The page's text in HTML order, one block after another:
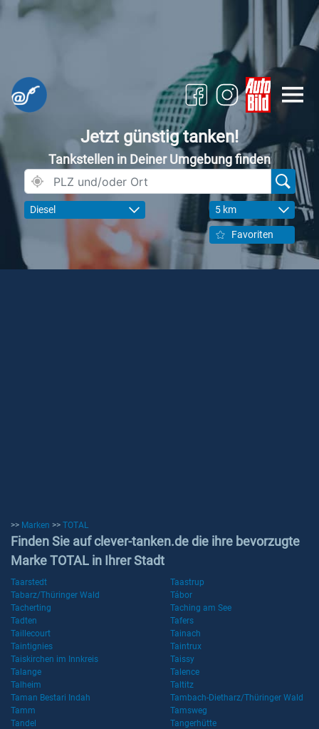
Jetzt günstig tanken!
Tankstellen in Deiner Umgebung finden
Diesel 5 km
Favoriten
>> Marken >> TOTAL
Finden Sie auf clever-tanken.de die ihre bevorzugte
Marke TOTAL in Ihrer Stadt
Taarstedt
Taastrup
Tabarz/Thüringer Wald
Tábor
Tacherting
Taching am See
Tadten
Tafers
Taillecourt
Tainach
Taintignies
Taintrux
Taiskirchen im Innkreis
Taissy
Talange
Talence
Talheim
Taltitz
Taman Bestari Indah
Tambach-Dietharz/Thüringer Wald
Tamm
Tamsweg
Tandel
Tangerhütte